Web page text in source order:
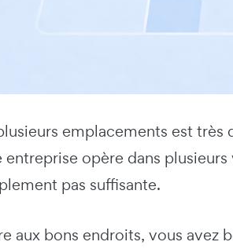
emplacements est
entreprise opère dans
pas suffisante.
aux bons endroits, vous avez